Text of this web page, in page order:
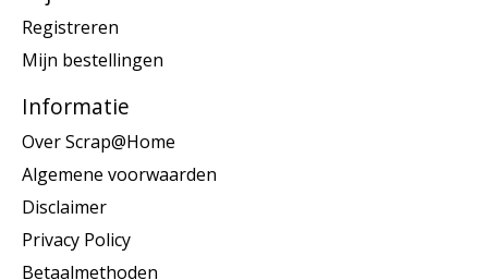
Registreren
Mijn bestellingen
Informatie
Over Scrap@Home
Algemene voorwaarden
Disclaimer
Privacy Policy
Betaalmethoden